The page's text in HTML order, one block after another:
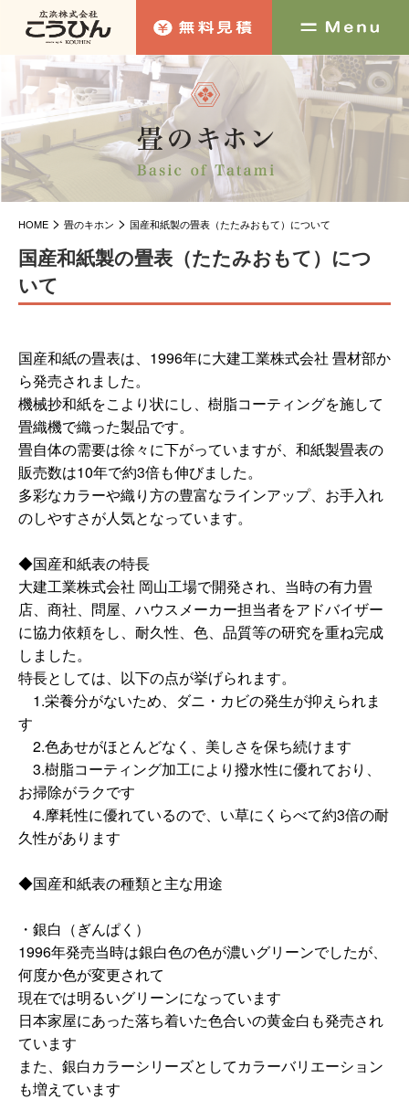
HOME > 畳のキホン > 国産和紙製の畳表（たたみおもて）について
国産和紙製の畳表（たたみおもて）につ
いて
国産和紙の畳表は、1996年に大建工業株式会社 畳材部か
ら発売されました。
機械抄和紙をこより状にし、樹脂コーティングを施して
畳織機で織った製品です。
畳自体の需要は徐々に下がっていますが、和紙製畳表の
販売数は10年で約3倍も伸びました。
多彩なカラーや織り方の豊富なラインアップ、お手入れ
のしやすさが人気となっています。
◆国産和紙表の特長
大建工業株式会社 岡山工場で開発され、当時の有力畳
店、商社、問屋、ハウスメーカー担当者をアドバイザー
に協力依頼をし、耐久性、色、品質等の研究を重ね完成
しました。
特長としては、以下の点が挙げられます。
1.栄養分がないため、ダニ・カビの発生が抑えられま
す
2.色あせがほとんどなく、美しさを保ち続けます
3.樹脂コーティング加工により撥水性に優れており、
お掃除がラクです
4.摩耗性に優れているので、い草にくらべて約3倍の耐
久性があります
◆国産和紙表の種類と主な用途
・銀白（ぎんぱく）
1996年発売当時は銀白色の色が濃いグリーンでしたが、
何度か色が変更されて
現在では明るいグリーンになっています
日本家屋にあった落ち着いた色合いの黄金白も発売され
ています
また、銀白カラーシリーズとしてカラーバリエーション
も増えています